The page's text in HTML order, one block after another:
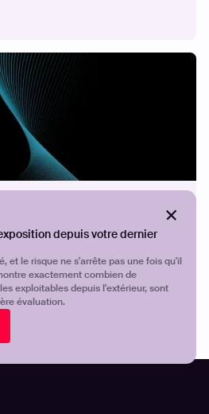
depuis votre dernier
et le risque ne s'arrête pas une fois qu'il
exactement combien de
exploitables depuis l'extérieur, sont
évaluation.